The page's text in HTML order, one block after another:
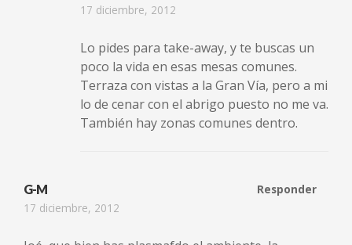
17 diciembre, 2012
Lo pides para take-away, y te buscas un
poco la vida en esas mesas comunes.
Terraza con vistas a la Gran Vía, pero a mi
lo de cenar con el abrigo puesto no me va.
También hay zonas comunes dentro.
G-M
17 diciembre, 2012
Responder